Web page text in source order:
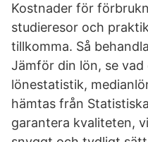
Kostnader för
studieresor och
tillkomma. Så
Jämför din lön, se
lönestatistik,
hämtas från
garantera kvaliteten,